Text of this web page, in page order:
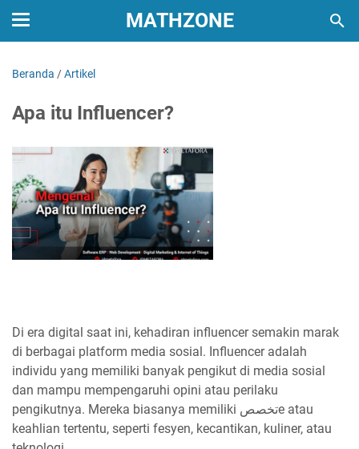
MATHZONE
Beranda /Artikel
Apa itu Influencer?
Di era digital saat ini, kehadiran influencer semakin marak
di berbagai platform media sosial. Influencer adalah
individu yang memiliki banyak pengikut di media sosial
dan mampu mempengaruhi opini atau perilaku
pengikutnya. Mereka biasanya memiliki تخصصe atau
keahlian tertentu, seperti fesyen, kecantikan, kuliner, atau